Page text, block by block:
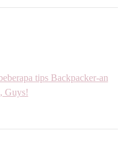
tips Backpacker-an
Guys!